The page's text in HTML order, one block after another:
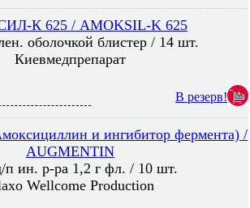
К 625 / AMOKSIL-K 625
оболочкой блистер / 14 шт.
Киевмедпрепарат
В резерв!
и ингибитор фермента) /
AUGMENTIN
п ин. р-ра 1,2 г фл. / 10 шт.
Wellcome Production